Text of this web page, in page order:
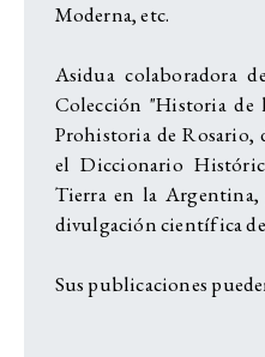
Moderna, etc.
Asidua colaboradora
Colección "Historia de
Prohistoria de Rosario,
el Diccionario
Tierra en la Argentina,
divulgación científica
Sus publicaciones